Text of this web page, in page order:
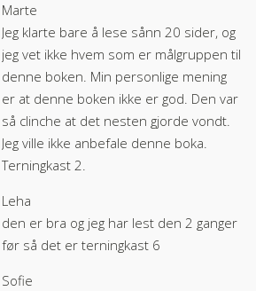
Marte
Jeg klarte bare å lese sånn 20 sider, og
jeg vet ikke hvem som er målgruppen til
denne boken. Min personlige mening
er at denne boken ikke er god. Den var
så clinche at det nesten gjorde vondt.
Jeg ville ikke anbefale denne boka.
Terningkast 2.
Leha
den er bra og jeg har lest den 2 ganger
før så det er terningkast 6
Sofie